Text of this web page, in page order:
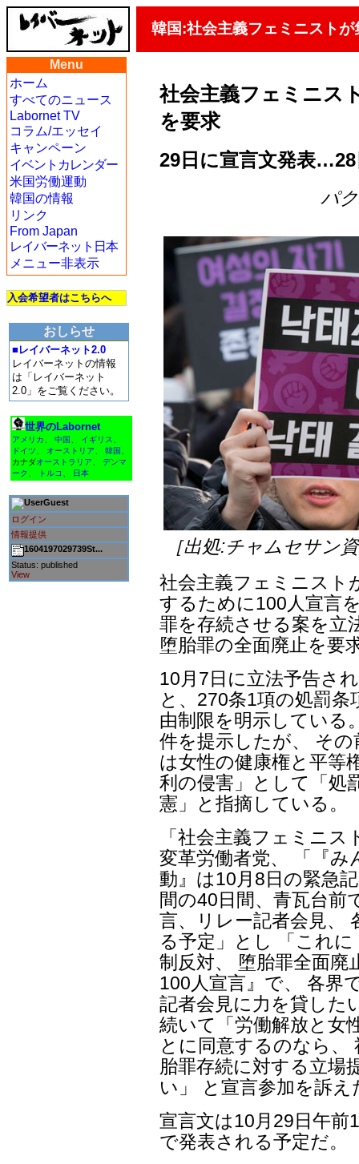
韓国:社会主義フェミニスト
Menu
ホーム
すべてのニュース
Labornet TV
コラム/エッセイ
キャンペーン
イベントカレンダー
米国労働運動
韓国の情報
リンク
From Japan
レイバーネット日本
メニュー非表示
入会希望者はこちらへ
おしらせ
■レイバーネット2.0
レイバーネットの情報
は「レイバーネット
2.0」をご覧ください。
世界のLabornet
アメリカ 中国 イギリス
ドイツ
オーストリア 韓国
カナダオーストラリア
デンマ
ーク
トルコ 日本
Guest
ログイン
情報提供
1604197029739St...
Status: published
View
社会主義フェミニス
を要求
29日に宣言文発表
パ
［出処:チャムセサン
社会主義フェミニスト
するために100人宣言
罪を存続させる案を立
堕胎罪の全面廃止を要
10月7日に立法予告さ
と、270条1項の処罰
由制限を明示している
件を提示したが、 そ
は女性の健康権と平等
利の侵害」として「処
憲」と指摘している。
「社会主義フェミニ
変革労働者党、 「『
動』は10月8日の緊急
間の40日間、青瓦台前
言、リレー記者会見、
る予定」とし 「これ
制反対、 堕胎罪全面
100人宣言』で、 各界
記者会見に力を貸した
続いて「労働解放と女
とに同意するのなら、
胎罪存続に対する立場
い」 と宣言参加を訴え
宣言文は10月29日午前
で発表される予定だ。